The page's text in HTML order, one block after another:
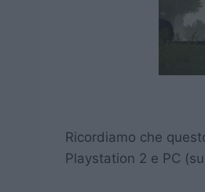
Ricordiamo che
Playstation 2 e PC